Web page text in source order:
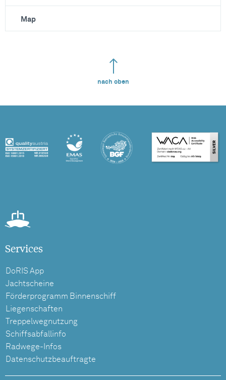
Map
nach oben
Services
DoRIS App
Jachtscheine
Förderprogramm Binnenschiff
Liegenschaften
Treppelwegnutzung
Schiffsabfallinfo
Radwege-Infos
Datenschutzbeauftragte